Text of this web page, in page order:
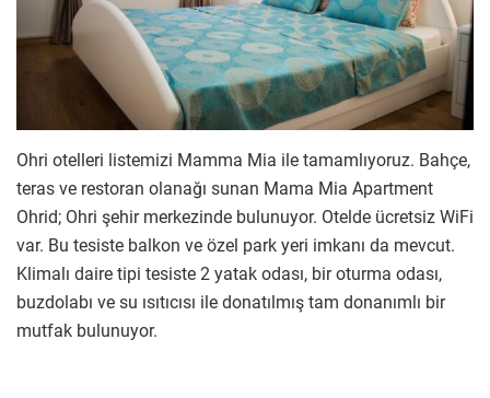
Ohri otelleri listemizi Mamma Mia ile tamamlıyoruz. Bahçe,
teras ve restoran olanağı sunan Mama Mia Apartment
Ohrid; Ohri şehir merkezinde bulunuyor. Otelde ücretsiz WiFi
var. Bu tesiste balkon ve özel park yeri imkanı da mevcut.
Klimalı daire tipi tesiste 2 yatak odası, bir oturma odası,
buzdolabı ve su ısıtıcısı ile donatılmış tam donanımlı bir
mutfak bulunuyor.